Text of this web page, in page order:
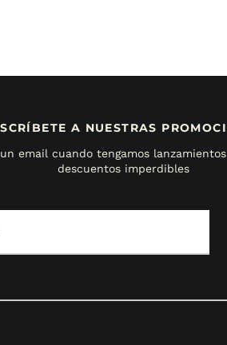
A NUESTRAS
email cuando tengamos
descuentos imperdibles